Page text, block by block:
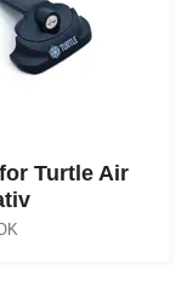
Turtle Air